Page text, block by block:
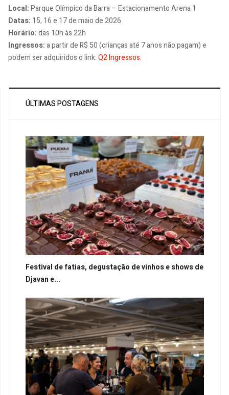
Local:Parque Olímpico da Barra – Estacionamento Arena 1
Datas: 15, 16 e 17 de maio de 2026
Horário:das 10h às 22h
Ingressos:a partir de R$ 50 (crianças até 7 anos não pagam) e
podem ser adquiridos o link:Q2 Ingressos.
ÚLTIMAS POSTAGENS
Festival de fatias, degustação de vinhos e shows de
Djavan e...